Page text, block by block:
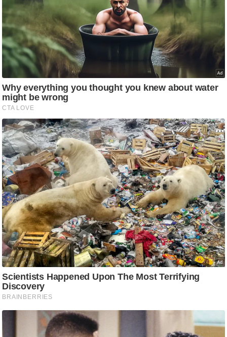
/
फै
श
न
घ
रे
लू
नु
स्खे
प
र्य
ट
न
स्थ
ल
फि
ट
ने
स
मं
त्रा
रि
ले